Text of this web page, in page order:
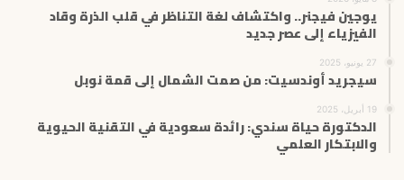
يوجين فيجنر.. واكتشاف لغة التناظر في قلب الذرة وقاد
الفيزياء إلى عصر جديد
27 يونيو، 2025
سيجريد أوندسيت: من صمت الشمال إلى قمة نوبل
19 أبريل، 2025
الدكتورة حياة سندي: رائدة سعودية في التقنية الحيوية
والابتكار العلمي